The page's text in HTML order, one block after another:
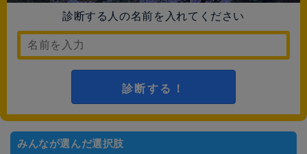
診断する人の名前を入れてください
診断する！
みんなが選んだ選択肢